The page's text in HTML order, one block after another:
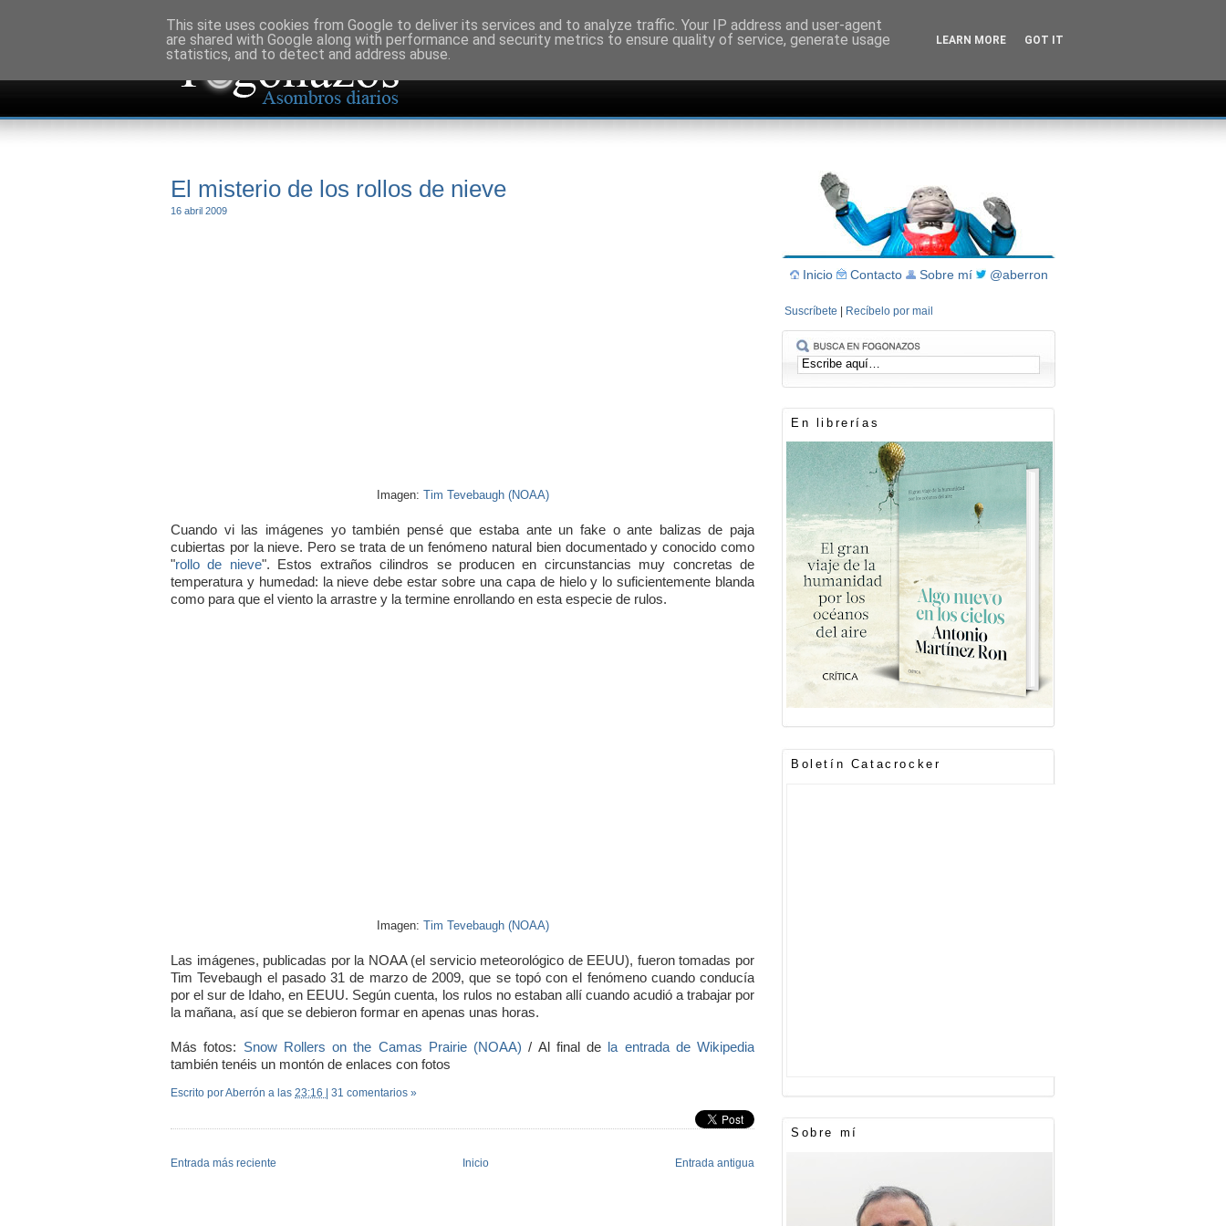
El misterio de los rollos de nieve
16 abril 2009
Imagen: Tim Tevebaugh (NOAA)
Cuando vi las imágenes yo también pensé que estaba ante un fake o ante balizas de paja
cubiertas por la nieve. Pero se trata de un fenómeno natural bien documentado y conocido como
"rollo de nieve". Estos extraños cilindros se producen en circunstancias muy concretas de
temperatura y humedad: la nieve debe estar sobre una capa de hielo y lo suficientemente blanda
como para que el viento la arrastre y la termine enrollando en esta especie de rulos.
Imagen: Tim Tevebaugh (NOAA)
Las imágenes, publicadas por la NOAA (el servicio meteorológico de EEUU), fueron tomadas por
Tim Tevebaugh el pasado 31 de marzo de 2009, que se topó con el fenómeno cuando conducía
por el sur de Idaho, en EEUU. Según cuenta, los rulos no estaban allí cuando acudió a trabajar por
la mañana, así que se debieron formar en apenas unas horas.
Más fotos: Snow Rollers on the Camas Prairie (NOAA) / Al final de la entrada de Wikipedia
también tenéis un montón de enlaces con fotos
Escrito por Aberrón a las 23:16 | 31 comentarios »
Entrada más reciente Entrada antigua
Inicio
Inicio Contacto Sobre mí @aberron
Suscríbete Recíbelo por mail
En librerías
Boletín Catacrocker
Sobre mí
This site uses cookies from Google to deliver its services and to analyze traffic. Your IP address and user-agent
are shared with Google along with performance and security metrics to ensure quality of service, generate usage
statistics, and to detect and address abuse.
LEARN MORE GOT IT